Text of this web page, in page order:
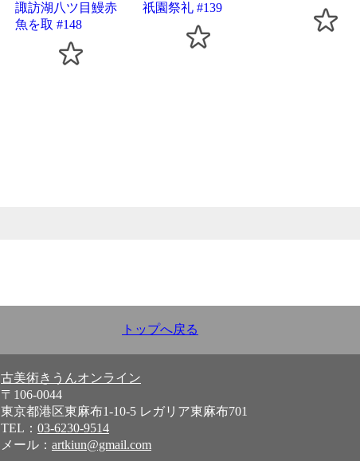
諏訪湖八ツ目鰻赤
魚を取 #148
祇園祭礼 #139
トップへ戻る
古美術きうんオンライン
〒106-0044
東京都港区東麻布1-10-5 レガリア東麻布701
TEL： 03-6230-9514
メール： artkiun@gmail.com